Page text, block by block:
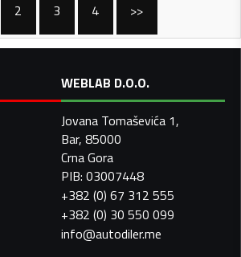
2 3 4 >>
WEBLAB D.O.O.
Jovana Tomaševića 1,
Bar, 85000
Crna Gora
PIB: 03007448
+382 (0) 67 312 555
+382 (0) 30 550 099
info@autodiler.me